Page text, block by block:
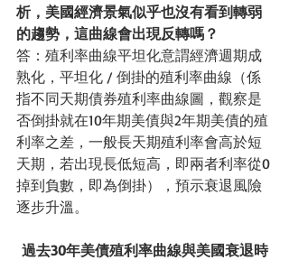
析，美國經濟景氣似乎也沒有看到轉弱
的趨勢，這曲線會出現反轉嗎？
答：殖利率曲線平坦化意謂經濟週期成
熟化，平坦化 / 倒掛的殖利率曲線（係
指不同天期債券殖利率曲線圖，觀察是
否倒掛就在10年期美債與2年期美債的殖
利率之差，一般長天期殖利率會高於短
天期，若出現長低短高，即兩者利率從0
掉到負數，即為倒掛），預示衰退風險
逐步升溫。
過去30年美債殖利率曲線與美國衰退時